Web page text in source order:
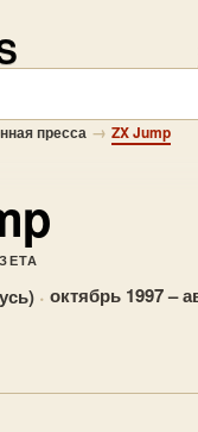
пресса → ZX Jump
· октябрь 1997 –